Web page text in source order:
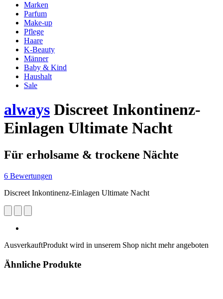
Marken
Parfum
Make-up
Pflege
Haare
K-Beauty
Männer
Baby & Kind
Haushalt
Sale
always Discreet Inkontinenz-
Einlagen Ultimate Nacht
Für erholsame & trockene Nächte
6 Bewertungen
Discreet Inkontinenz-Einlagen Ultimate Nacht
AusverkauftProdukt wird in unserem Shop nicht mehr angeboten
Ähnliche Produkte